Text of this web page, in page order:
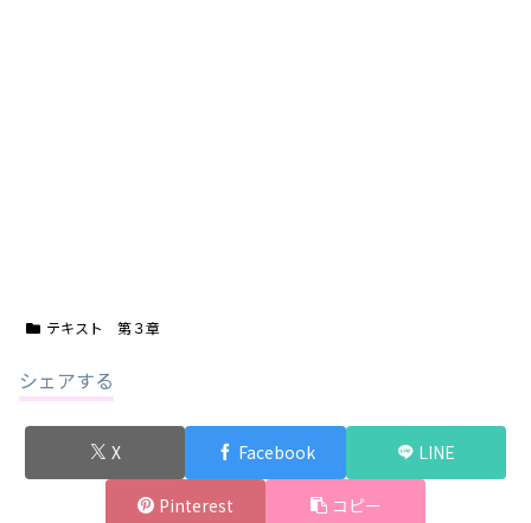
テキスト 第３章
シェアする
X Facebook LINE
Pinterest コピー